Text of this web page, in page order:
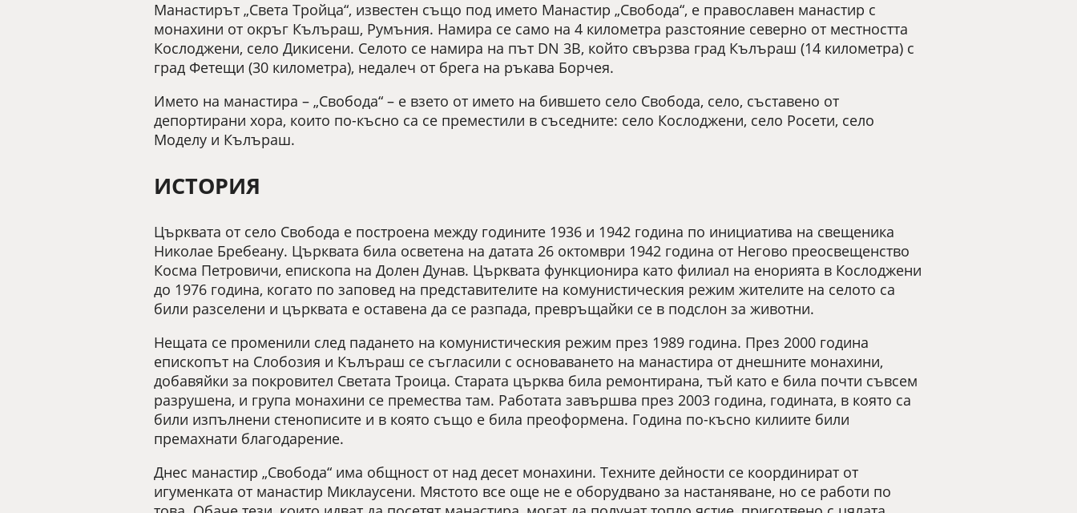
Манастирът „Света Тройца“, известен също под името Манастир „Свобода“, е православен манастир с
монахини от окръг Кълъраш, Румъния. Намира се само на 4 километра разстояние северно от местността
Кослоджени, село Дикисени. Селото се намира на път DN 3B, който свързва град Кълъраш (14 километра) с
град Фетещи (30 километра), недалеч от брега на ръкава Борчея.
Името на манастира – „Свобода“ – е взето от името на бившето село Свобода, село, съставено от
депортирани хора, които по-късно са се преместили в съседните: село Кослоджени, село Росети, село
Моделу и Кълъраш.
ИСТОРИЯ
Църквата от село Свобода е построена между годините 1936 и 1942 година по инициатива на свещеника
Николае Бребеану. Църквата била осветена на датата 26 октомври 1942 година от Негово преосвещенство
Косма Петровичи, епископа на Долен Дунав. Църквата функционира като филиал на енорията в Кослоджени
до 1976 година, когато по заповед на представителите на комунистическия режим жителите на селото са
били разселени и църквата е оставена да се разпада, превръщайки се в подслон за животни.
Нещата се променили след падането на комунистическия режим през 1989 година. През 2000 година
епископът на Слобозия и Кълъраш се съгласили с основаването на манастира от днешните монахини,
добавяйки за покровител Светата Троица. Старата църква била ремонтирана, тъй като е била почти съвсем
разрушена, и група монахини се премества там. Работата завършва през 2003 година, годината, в която са
били изпълнени стенописите и в която също е била преоформена. Година по-късно килиите били
премахнати благодарение.
Днес манастир „Свобода“ има общност от над десет монахини. Техните дейности се координират от
игуменката от манастир Миклаусени. Мястото все още не е оборудвано за настаняване, но се работи по